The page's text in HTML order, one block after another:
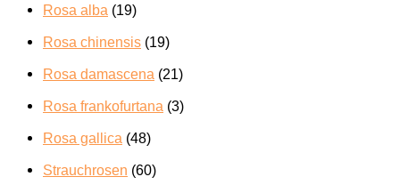
Rosa alba (19)
Rosa chinensis (19)
Rosa damascena (21)
Rosa frankofurtana (3)
Rosa gallica (48)
Strauchrosen (60)